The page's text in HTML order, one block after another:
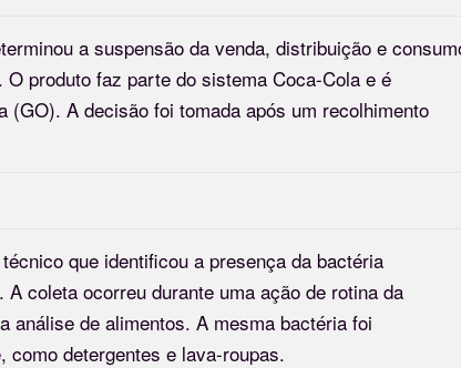
a suspensão da venda, distribuição e
produto faz parte do sistema Coca-Cola e é
A decisão foi tomada após um recolhimento
que identificou a presença da bactéria
coleta ocorreu durante uma ação de rotina da
análise de alimentos. A mesma bactéria foi
como detergentes e lava-roupas.